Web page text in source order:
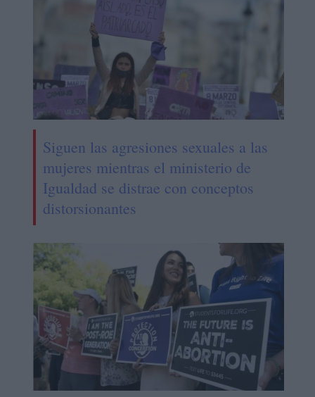
Siguen las agresiones sexuales a las
mujeres mientras el ministerio de
Igualdad se distrae con conceptos
distorsionantes